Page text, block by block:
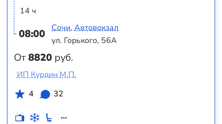
14 ч
08:00
От8820 руб.
Сочи, Автовокзал
ул. Горького, 56А
ИП Курдин М.П.
4
32